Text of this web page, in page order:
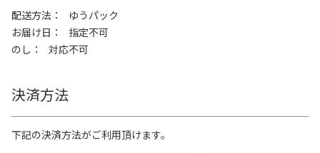
配送方法
ゆうパック
お届け日
指定不可
のし
対応不可
決済方法
下記の決済方法がご利用頂けます。